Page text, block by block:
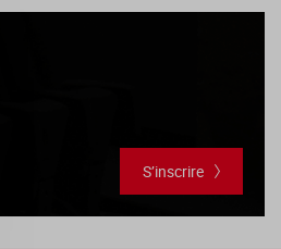
S’inscrire